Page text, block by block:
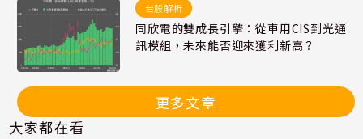
台股解析
同欣電的雙成長引擎：從車用CIS到光通
訊模組，未來能否迎來獲利新高？
更多文章
大家都在看